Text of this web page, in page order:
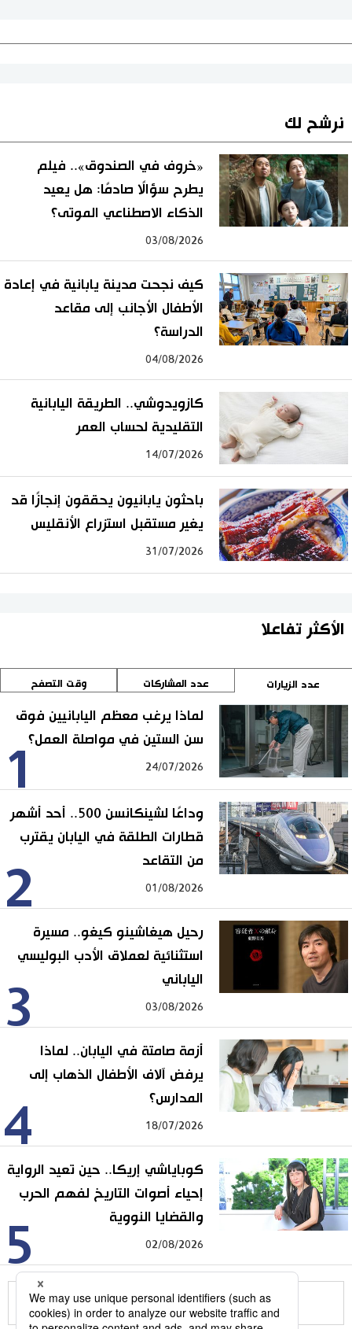
نرشح لك
«خروف في الصندوق».. فيلم
يطرح سؤالًا صادمًا: هل يعيد
الذكاء الاصطناعي الموتى؟
03/08/2026
كيف نجحت مدينة يابانية في إعادة
الأطفال الأجانب إلى مقاعد
الدراسة؟
04/08/2026
كازويدوشي.. الطريقة اليابانية
التقليدية لحساب العمر
14/07/2026
باحثون يابانيون يحققون إنجازًا قد
يغير مستقبل استزراع الأنقليس
31/07/2026
الأكثر تفاعلا
عدد الزيارات عدد المشاركات وقت التصفح
1
لماذا يرغب معظم اليابانيين فوق
سن الستين في مواصلة العمل؟
24/07/2026
2
وداعًا لشينكانسن 500.. أحد أشهر
قطارات الطلقة في اليابان يقترب
من التقاعد
01/08/2026
3
رحيل هيغاشينو كيغو.. مسيرة
استثنائية لعملاق الأدب البوليسي
الياباني
03/08/2026
4
أزمة صامتة في اليابان.. لماذا
يرفض آلاف الأطفال الذهاب إلى
المدارس؟
18/07/2026
5
كوباياشي إريكا.. حين تعيد الرواية
إحياء أصوات التاريخ لفهم الحرب
والقضايا النووية
02/08/2026
للمزيد